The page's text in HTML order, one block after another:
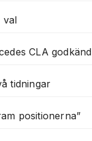
val
CLA godkänd
tidningar
positionerna”